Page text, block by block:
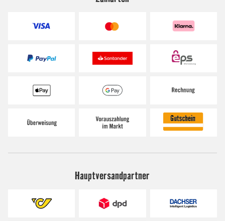
Hauptversandpartner